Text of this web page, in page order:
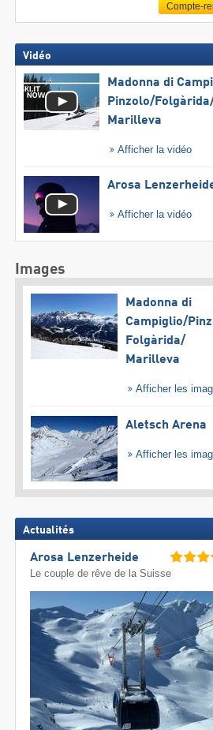
Compte-
Vidéo
Madonna di
Pinzolo/​
Marilleva
Afficher la vidéo
Arosa
Afficher la vidéo
Images
Madonna di
Campiglio/​
Folgàrida/​
Marilleva
Afficher les
Aletsch Arena
Afficher les
Actualités
Arosa Lenzerheide
Le couple de rêve de la Suisse